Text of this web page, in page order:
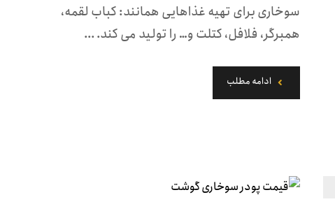
سوخاری برای تهیه غذاهایی همانند: کباب لقمه،
همبرگر، فلافل، کتلت و… را تولید می کند. ...
ادامه مطلب